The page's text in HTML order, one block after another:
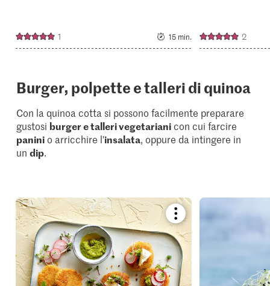
1 15 min. 2
Burger, polpette e talleri di quinoa
Con la quinoa cotta si possono facilmente preparare
gustosi burger e talleri vegetarianicon cui farcire
paninio arricchire l'insalata, oppure da intingere in
undip.
Bookmark
recipe
or
add
it
to
your
collections.